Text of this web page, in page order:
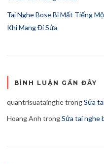
Tai Nghe Bose Bị Mất Tiếng
Khi Mang Đi Sửa
BÌNH LUẬN GẦN ĐÂY
quantrisuatainghetrongSửa
Hoang Anh trongSửa tai nghe